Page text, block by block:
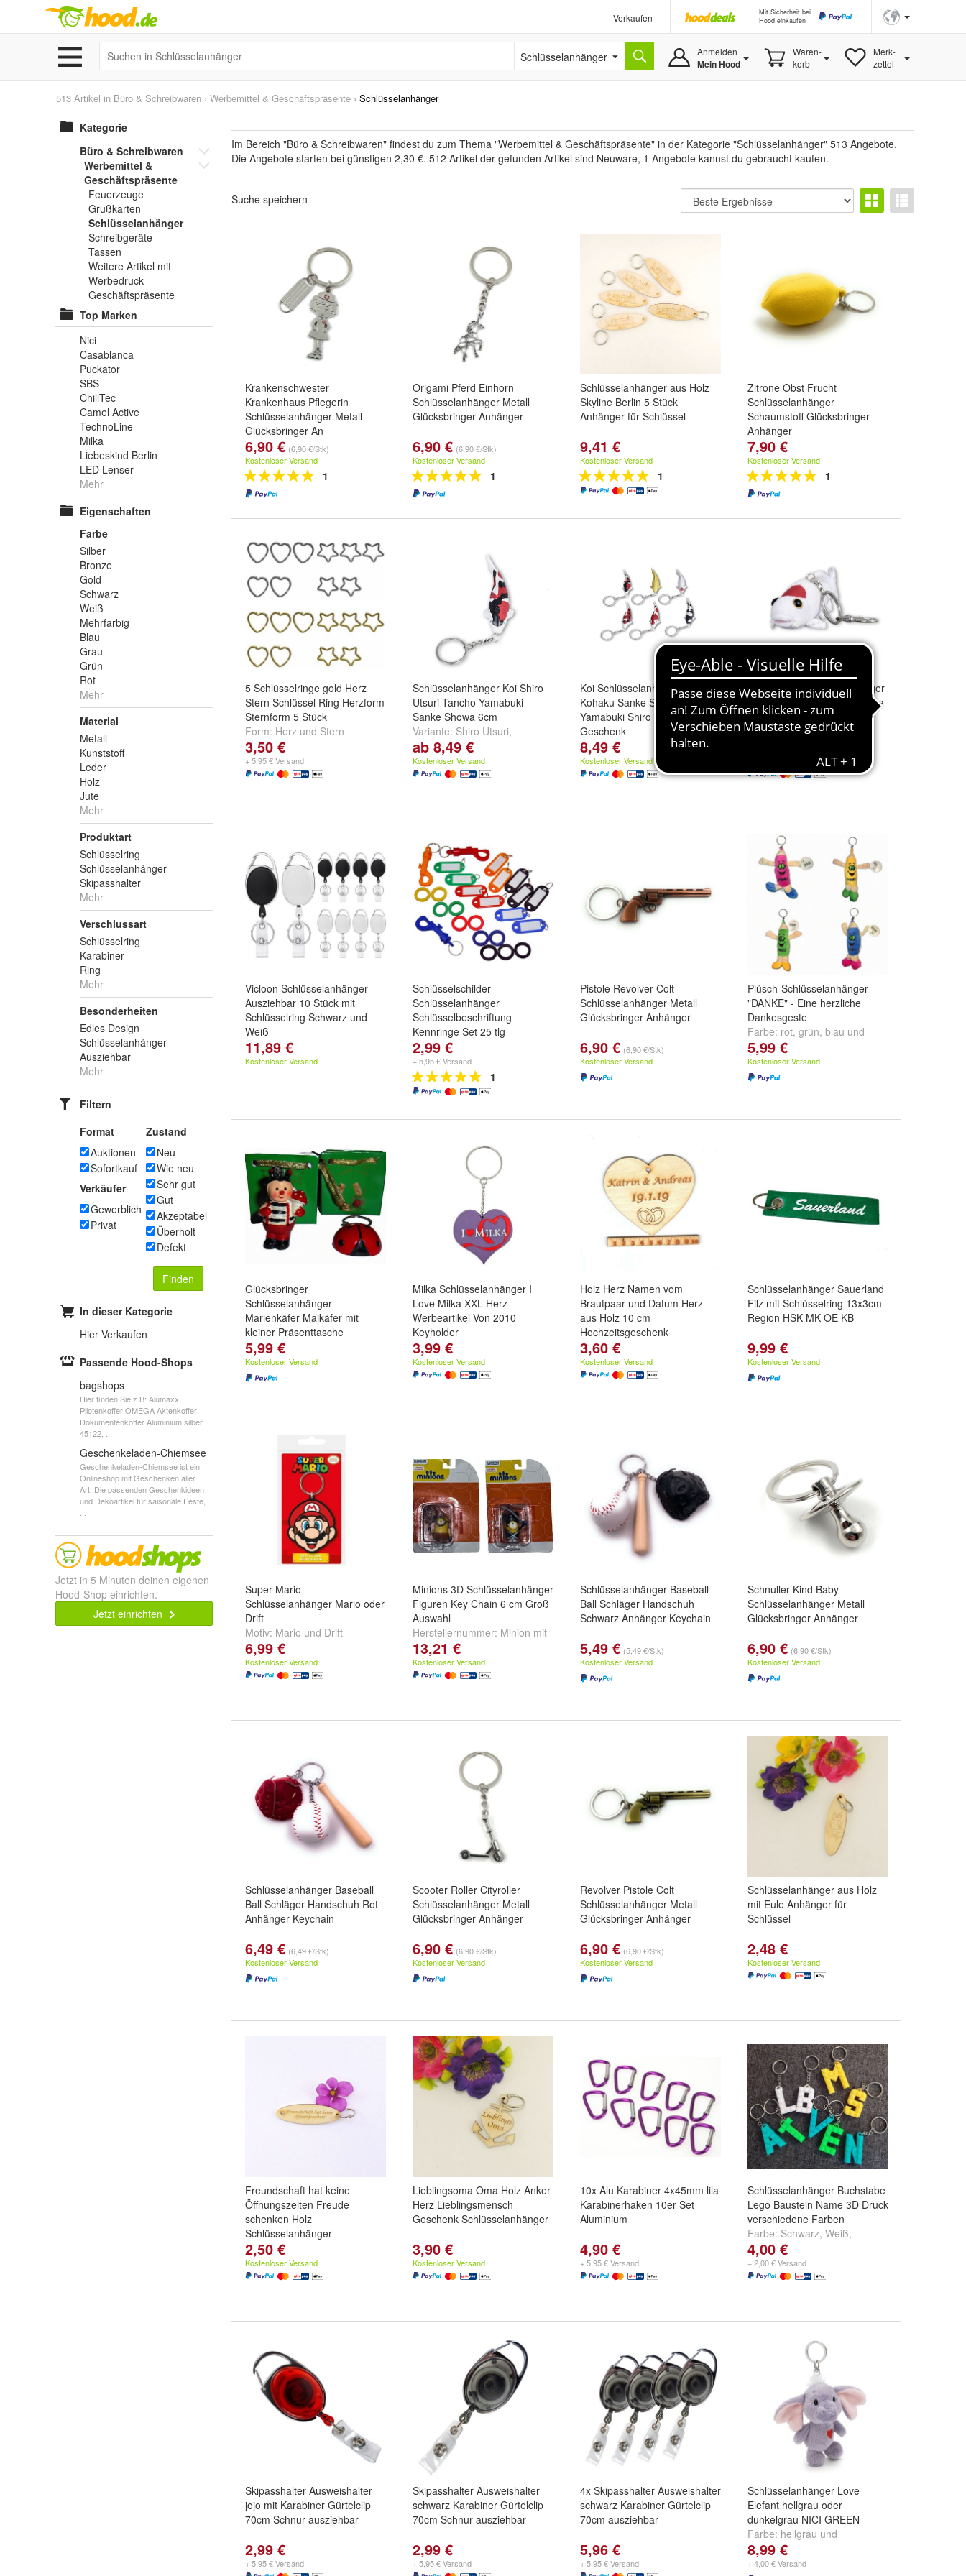
Verkaufen
Mit Sicherheit bei
Hood einkaufen
Schlüsselanhänger Anmelden
Mein Hood
Waren-
korb
Merk-
zettel
513 Artikel in Büro & Schreibwaren › Werbemittel & Geschäftspräsente › Schlüsselanhänger
Kategorie
Büro & Schreibwaren
Werbemittel &
Geschäftspräsente
Feuerzeuge
Grußkarten
Schlüsselanhänger
Schreibgeräte
Tassen
Weitere Artikel mit
Werbedruck
Geschäftspräsente
Top Marken
Nici
Casablanca
Puckator
SBS
ChiliTec
Camel Active
TechnoLine
Milka
Liebeskind Berlin
LED Lenser
Mehr
Eigenschaften
Farbe
Silber
Bronze
Gold
Schwarz
Weiß
Mehrfarbig
Blau
Grau
Grün
Rot
Mehr
Material
Metall
Kunststoff
Leder
Holz
Jute
Mehr
Produktart
Schlüsselring
Schlüsselanhänger
Skipasshalter
Mehr
Verschlussart
Schlüsselring
Karabiner
Ring
Mehr
Besonderheiten
Edles Design
Schlüsselanhänger
Ausziehbar
Mehr
Filtern
Format
Auktionen
Sofortkauf
Verkäufer
Gewerblich
Privat
Zustand
Neu
Wie neu
Sehr gut
Gut
Akzeptabel
Überholt
Defekt
Finden
In dieser Kategorie
Hier Verkaufen
Passende Hood-Shops
bagshops
Hier finden Sie z.B: Alumaxx
Pilotenkoffer OMEGA Aktenkoffer
Dokumentenkoffer Aluminium silber
45122, ...
Geschenkeladen-Chiemsee
Geschenkeladen-Chiemsee ist ein
Onlineshop mit Geschenken aller
Art. Die passenden Geschenkideen
und Dekoartikel für saisonale Feste,
Jetzt in 5 Minuten deinen eigenen
Hood-Shop einrichten.
Jetzt einrichten
Im Bereich "Büro & Schreibwaren" findest du zum Thema "Werbemittel & Geschäftspräsente" in der Kategorie "Schlüsselanhänger" 513 Angebote.
Die Angebote starten bei günstigen 2,30 €. 512 Artikel der gefunden Artikel sind Neuware, 1 Angebote kannst du gebraucht kaufen.
Suche speichern
Krankenschwester
Krankenhaus Pflegerin
Schlüsselanhänger Metall
Glücksbringer An
6,90 € (6,90 €/Stk)
Kostenloser Versand
1
Origami Pferd Einhorn
Schlüsselanhänger Metall
Glücksbringer Anhänger
6,90 € (6,90 €/Stk)
Kostenloser Versand
1
Schlüsselanhänger aus Holz
Skyline Berlin 5 Stück
Anhänger für Schlüssel
9,41 €
Kostenloser Versand
1
Zitrone Obst Frucht
Schlüsselanhänger
Schaumstoff Glücksbringer
Anhänger
7,90 €
Kostenloser Versand
1
5 Schlüsselringe gold Herz
Stern Schlüssel Ring Herzform
Sternform 5 Stück
Form: Herz und Stern
3,50 €
+ 5,95 € Versand
Schlüsselanhänger Koi Shiro
Utsuri Tancho Yamabuki
Sanke Showa 6cm
Variante: Shiro Utsuri,
Yamabuki, Showa
...
ab 8,49 €
Kostenloser Versand
Koi Schlüsselanhänger Tancho
Kohaku Sanke Showa
Yamabuki Shiro Utsuri
Geschenk
Varietät:
Kohaku,
Sankeundweitere ...
8,49 €
Kostenloser Versand
Koi Plüsch Schlüsselanhänger
Tancho Kohaku Sanke Showa
Yamabuki Shiro Utsuri
Varietät:TanchoundSanke
Kostenloser Versand
Vicloon Schlüsselanhänger
Ausziehbar 10 Stück mit
Schlüsselring Schwarz und
Weiß
11,89 €
Kostenloser Versand
Schlüsselschilder
Schlüsselanhänger
Schlüsselbeschriftung
Kennringe Set 25 tlg
2,99 €
+ 5,95 € Versand
1
Pistole Revolver Colt
Schlüsselanhänger Metall
Glücksbringer Anhänger
6,90 € (6,90 €/Stk)
Kostenloser Versand
Plüsch-Schlüsselanhänger
"DANKE" - Eine herzliche
Dankesgeste
Farbe: rot, grün, blau und
weitere ...
5,99 €
Kostenloser Versand
Glücksbringer
Schlüsselanhänger
Marienkäfer Maikäfer mit
kleiner Präsenttasche
Modell:A
5,99 €
Kostenloser Versand
Milka Schlüsselanhänger I
Love Milka XXL Herz
Werbeartikel Von 2010
Keyholder
3,99 €
Kostenloser Versand
Holz Herz Namen vom
Brautpaar und Datum Herz
aus Holz 10 cm
Hochzeitsgeschenk
Schriftart:
Ballon Schriftund
3,60 €
Kostenloser Versand
Schlüsselanhänger Sauerland
Filz mit Schlüsselring 13x3cm
Region HSK MK OE KB
9,99 €
Kostenloser Versand
Super Mario
Schlüsselanhänger Mario oder
Drift
Motiv: Mario und Drift
6,99 €
Kostenloser Versand
Minions 3D Schlüsselanhänger
Figuren Key Chain 6 cm Groß
Auswahl
Herstellernummer: Minion mit
Keuleund
13,21 €
Kostenloser Versand
Schlüsselanhänger Baseball
Ball Schläger Handschuh
Schwarz Anhänger Keychain
5,49 € (5,49 €/Stk)
Kostenloser Versand
Schnuller Kind Baby
Schlüsselanhänger Metall
Glücksbringer Anhänger
6,90 € (6,90 €/Stk)
Kostenloser Versand
Schlüsselanhänger Baseball
Ball Schläger Handschuh Rot
Anhänger Keychain
6,49 € (6,49 €/Stk)
Kostenloser Versand
Scooter Roller Cityroller
Schlüsselanhänger Metall
Glücksbringer Anhänger
6,90 € (6,90 €/Stk)
Kostenloser Versand
Revolver Pistole Colt
Schlüsselanhänger Metall
Glücksbringer Anhänger
6,90 € (6,90 €/Stk)
Kostenloser Versand
Schlüsselanhänger aus Holz
mit Eule Anhänger für
Schlüssel
2,48 €
Kostenloser Versand
Freundschaft hat keine
Öffnungszeiten Freude
schenken Holz
Schlüsselanhänger
2,50 €
Kostenloser Versand
Lieblingsoma Oma Holz Anker
Herz Lieblingsmensch
Geschenk Schlüsselanhänger
3,90 €
Kostenloser Versand
10x Alu Karabiner 4x45mm lila
Karabinerhaken 10er Set
Aluminium
4,90 €
+ 5,95 € Versand
Schlüsselanhänger Buchstabe
Lego Baustein Name 3D Druck
verschiedene Farben
Farbe: Schwarz, Weiß,
Cremeweiß
4,00 €
+ 2,00 € Versand
Skipasshalter Ausweishalter
jojo mit Karabiner Gürtelclip
70cm Schnur ausziehbar
2,99 €
+ 5,95 € Versand
Skipasshalter Ausweishalter
schwarz Karabiner Gürtelclip
70cm Schnur ausziehbar
2,99 €
+ 5,95 € Versand
4x Skipasshalter Ausweishalter
schwarz Karabiner Gürtelclip
70cm ausziehbar
5,96 €
+ 5,95 € Versand
Schlüsselanhänger Love
Elefant hellgrau oder
dunkelgrau NICI GREEN
Farbe: hellgrau und
dunkelgrau
8,99 €
+ 4,00 € Versand